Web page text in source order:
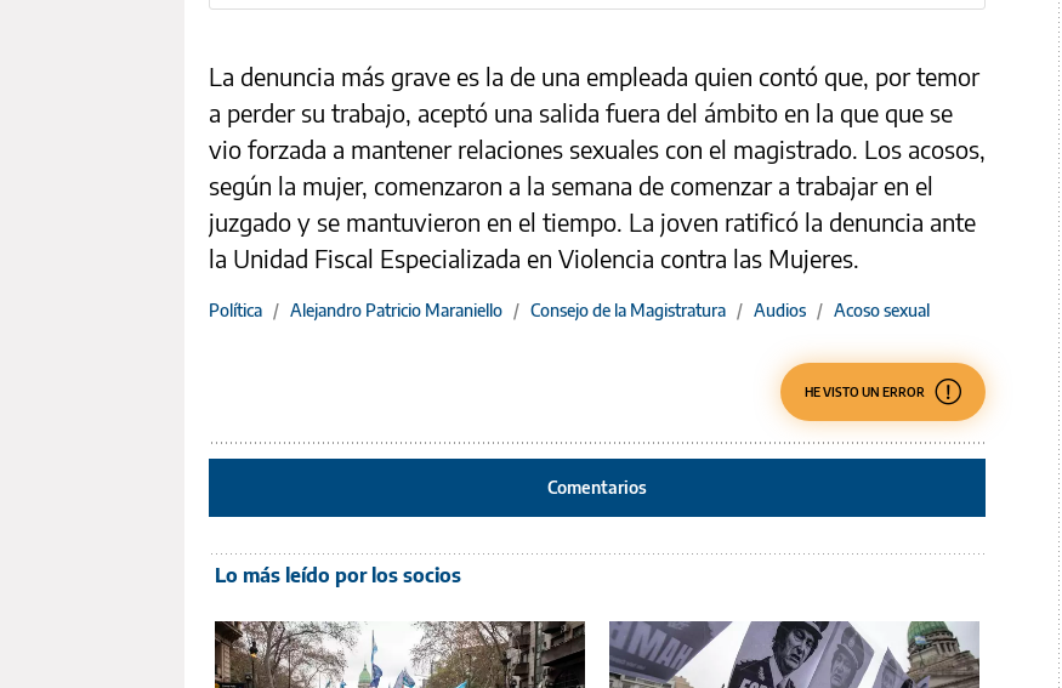
La denuncia más grave es la de una empleada quien contó que, por temor
a perder su trabajo, aceptó una salida fuera del ámbito en la que que se
vio forzada a mantener relaciones sexuales con el magistrado. Los acosos,
según la mujer, comenzaron a la semana de comenzar a trabajar en el
juzgado y se mantuvieron en el tiempo. La joven ratificó la denuncia ante
la Unidad Fiscal Especializada en Violencia contra las Mujeres.
Política / Alejandro Patricio Maraniello / Consejo de la Magistratura / Audios / Acoso sexual
HE VISTO UN ERROR
Comentarios
Lo más leído por los socios